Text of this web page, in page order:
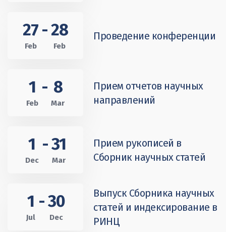
27
Feb
-28
Feb
Проведение конференции
1
Feb
- 8
Mar
Прием отчетов научных
направлений
1
Dec
-31
Mar
Прием рукописей в
Сборник научных статей
1
Jul
-30
Dec
Выпуск Сборника научных
статей и индексирование в
РИНЦ